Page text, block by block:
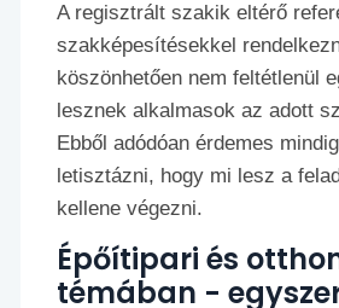
A regisztrált szakik eltérő
szakképesítésekkel
köszönhetően nem feltétlenül
lesznek alkalmasok az adott
Ebből adódóan érdemes
letisztázni, hogy mi lesz a
kellene végezni.
Épőítipari és
témában -